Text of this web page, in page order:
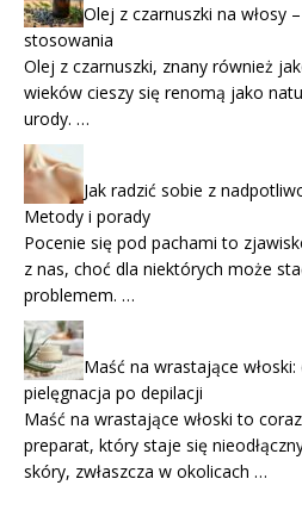
Olej z czarnuszki na włosy
stosowania
Olej z czarnuszki, znany również
wieków cieszy się renomą jako
urody. …
Jak radzić sobie z
Metody i porady
Pocenie się pod pachami to
z nas, choć dla niektórych może
problemem. …
Maść na wrastające włoski:
pielęgnacja po depilacji
Maść na wrastające włoski to
preparat, który staje się
skóry, zwłaszcza w okolicach …